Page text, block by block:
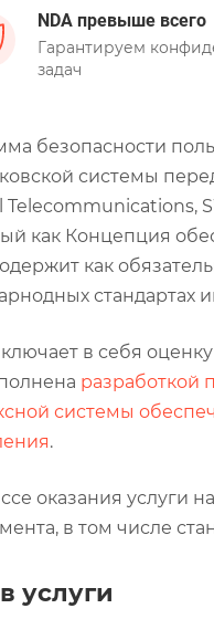
NDA превыше всего
Гарантируем
задач
безопасности
системы
Telecommunications,
как Концепция
как
стандартах
в себя
разработкой
системы
.
оказания услуги
в том числе
услуги